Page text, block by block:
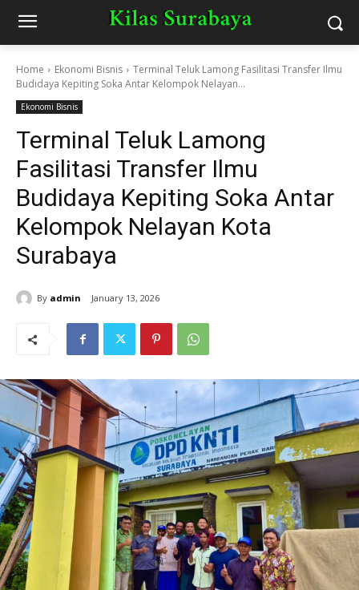
Home Ekonomi Bisnis
Terminal Teluk Lamong Fasilitasi Transfer Ilmu
Budidaya Kepiting Soka Antar Kelompok Nelayan...
Ekonomi Bisnis
Terminal Teluk Lamong
Fasilitasi Transfer Ilmu
Budidaya Kepiting Soka Antar
Kelompok Nelayan Kota
Surabaya
By admin January 13, 2026